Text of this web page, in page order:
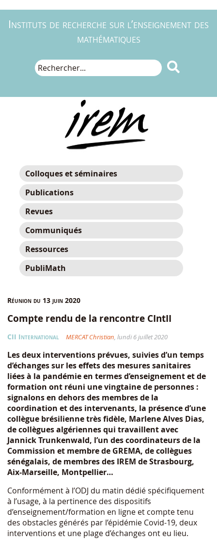
Instituts de recherche sur l’enseignement des
mathématiques

Colloques et séminaires
Publications
Revues
Communiqués
Ressources
PubliMath
Réunion du 13 juin 2020
Compte rendu de la rencontre CIntII
CII International MERCAT Christian, lundi 6 juillet 2020
Les deux interventions prévues, suivies d’un temps
d’échanges sur les effets des mesures sanitaires
liées à la pandémie en termes d’enseignement et de
formation ont réuni une vingtaine de personnes :
signalons en dehors des membres de la
coordination et des intervenants, la présence d’une
collègue brésilienne très fidèle, Marlene Alves Dias,
de collègues algériennes qui travaillent avec
Jannick Trunkenwald, l’un des coordinateurs de la
Commission et membre de GREMA, de collègues
sénégalais, de membres des IREM de Strasbourg,
Aix-Marseille, Montpellier…
Conformément à l’ODJ du matin dédié spécifiquement
à l’usage, à la pertinence des dispositifs
d’enseignement/formation en ligne et compte tenu
des obstacles générés par l’épidémie Covid-19, deux
interventions et une plage d’échanges ont eu lieu.